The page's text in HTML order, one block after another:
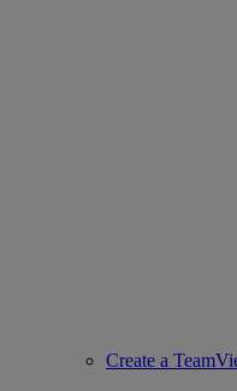
Create a